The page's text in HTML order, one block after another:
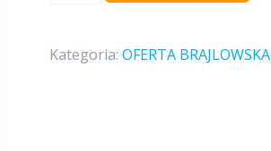
Podróż
Kategoria: OFERTA BRAJLOWSKA